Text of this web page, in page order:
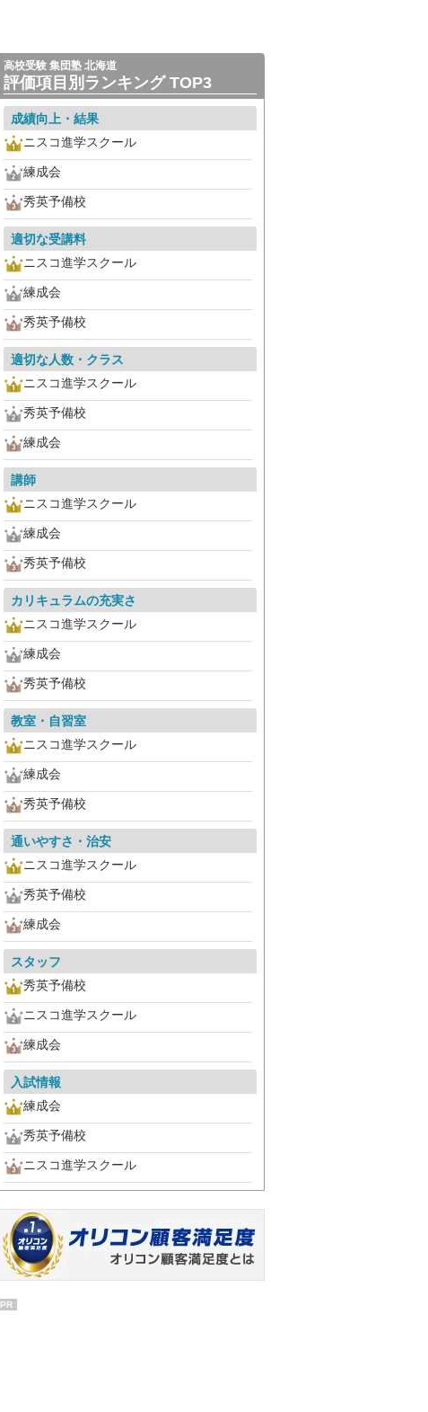
高校受験 集団塾 北海道
評価項目別ランキング TOP3
成績向上・結果
ニスコ進学スクール
練成会
秀英予備校
適切な受講料
ニスコ進学スクール
練成会
秀英予備校
適切な人数・クラス
ニスコ進学スクール
秀英予備校
練成会
講師
ニスコ進学スクール
練成会
秀英予備校
カリキュラムの充実さ
ニスコ進学スクール
練成会
秀英予備校
教室・自習室
ニスコ進学スクール
練成会
秀英予備校
通いやすさ・治安
ニスコ進学スクール
秀英予備校
練成会
スタッフ
秀英予備校
ニスコ進学スクール
練成会
入試情報
練成会
秀英予備校
ニスコ進学スクール
PR